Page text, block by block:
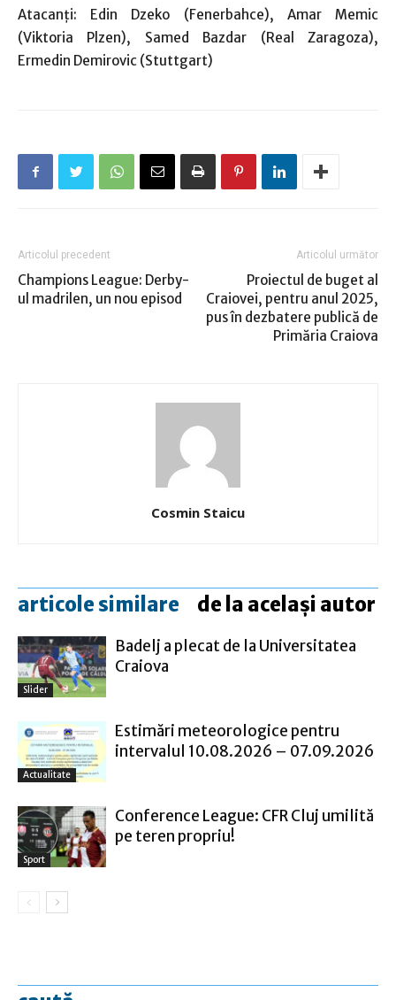
Atacanţi: Edin Dzeko (Fenerbahce), Amar Memic
(Viktoria Plzen), Samed Bazdar (Real Zaragoza),
Ermedin Demirovic (Stuttgart)
Articolul precedent
Champions League: Derby-
ul madrilen, un nou episod
Articolul următor
Proiectul de buget al
Craiovei, pentru anul 2025,
pus în dezbatere publică de
Primăria Craiova
Cosmin Staicu
articole similare de la același autor
Slider
Badelj a plecat de la Universitatea
Craiova
Actualitate
Estimări meteorologice pentru
intervalul 10.08.2026 – 07.09.2026
Sport
Conference League: CFR Cluj umilită
pe teren propriu!